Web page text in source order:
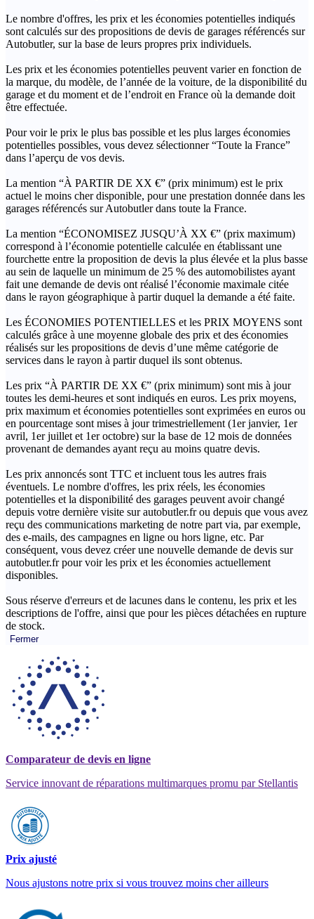
Le nombre d'offres, les prix et les économies potentielles indiqués
sont calculés sur des propositions de devis de garages référencés sur
Autobutler, sur la base de leurs propres prix individuels.
Les prix et les économies potentielles peuvent varier en fonction de
la marque, du modèle, de l’année de la voiture, de la disponibilité du
garage et du moment et de l’endroit en France où la demande doit
être effectuée.
Pour voir le prix le plus bas possible et les plus larges économies
potentielles possibles, vous devez sélectionner “Toute la France”
dans l’aperçu de vos devis.
La mention “À PARTIR DE XX €” (prix minimum) est le prix
actuel le moins cher disponible, pour une prestation donnée dans les
garages référencés sur Autobutler dans toute la France.
La mention “ÉCONOMISEZ JUSQU’À XX €” (prix maximum)
correspond à l’économie potentielle calculée en établissant une
fourchette entre la proposition de devis la plus élevée et la plus basse
au sein de laquelle un minimum de 25 % des automobilistes ayant
fait une demande de devis ont réalisé l’économie maximale citée
dans le rayon géographique à partir duquel la demande a été faite.
Les ÉCONOMIES POTENTIELLES et les PRIX MOYENS sont
calculés grâce à une moyenne globale des prix et des économies
réalisés sur les propositions de devis d’une même catégorie de
services dans le rayon à partir duquel ils sont obtenus.
Les prix “À PARTIR DE XX €” (prix minimum) sont mis à jour
toutes les demi-heures et sont indiqués en euros. Les prix moyens,
prix maximum et économies potentielles sont exprimées en euros ou
en pourcentage sont mises à jour trimestriellement (1er janvier, 1er
avril, 1er juillet et 1er octobre) sur la base de 12 mois de données
provenant de demandes ayant reçu au moins quatre devis.
Les prix annoncés sont TTC et incluent tous les autres frais
éventuels. Le nombre d'offres, les prix réels, les économies
potentielles et la disponibilité des garages peuvent avoir changé
depuis votre dernière visite sur autobutler.fr ou depuis que vous avez
reçu des communications marketing de notre part via, par exemple,
des e-mails, des campagnes en ligne ou hors ligne, etc. Par
conséquent, vous devez créer une nouvelle demande de devis sur
autobutler.fr pour voir les prix et les économies actuellement
disponibles.
Sous réserve d'erreurs et de lacunes dans le contenu, les prix et les
descriptions de l'offre, ainsi que pour les pièces détachées en rupture
de stock.
Fermer
Comparateur de devis en ligne
Service innovant de réparations multimarques promu par Stellantis
Prix ajusté
Nous ajustons notre prix si vous trouvez moins cher ailleurs